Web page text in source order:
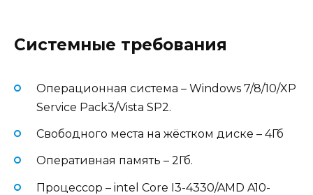
Системные требования
Операционная система – Windows 7/8/10/XP
Service Pack3/Vista SP2.
Свободного места на жёстком диске – 4Гб
Оперативная память – 2Гб.
Процессор – intel Core I3-4330/AMD A10-